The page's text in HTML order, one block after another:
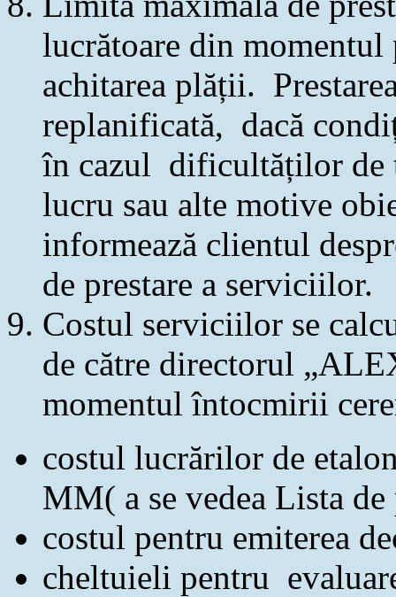
lucrătoare din
achitarea plății.
replanificată, dacă
în cazul dificultăților de
lucru sau alte motive
informează clientul
de prestare a serviciilor.
Costul serviciilor se
de către directorul
momentul întocmirii
costul lucrărilor de
MM( a se vedea Lista
costul pentru emiterea
cheltuieli pentru